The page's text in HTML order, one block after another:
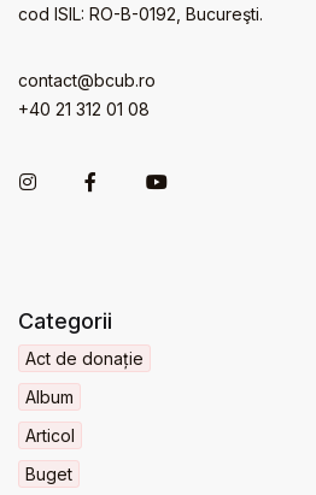
cod ISIL: RO-B-0192, Bucureşti.
contact@bcub.ro
+40 21 312 01 08
Categorii
Act de donație
Album
Articol
Buget